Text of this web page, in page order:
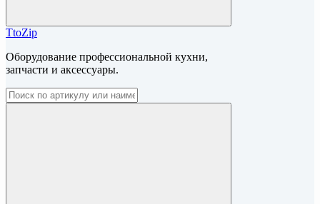
TtoZip
Оборудование профессиональной кухни,
запчасти и аксессуары.